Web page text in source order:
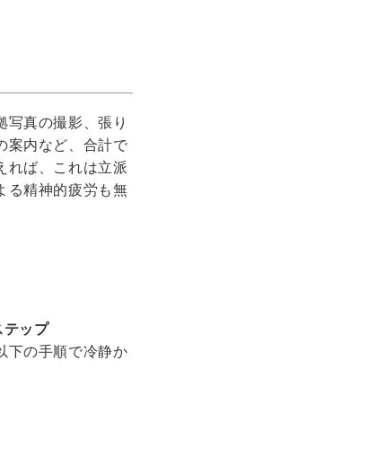
写真の撮影、張り
案内など、合計で
れば、これは立派
る精神的疲労も無
テップ
下の手順で冷静か